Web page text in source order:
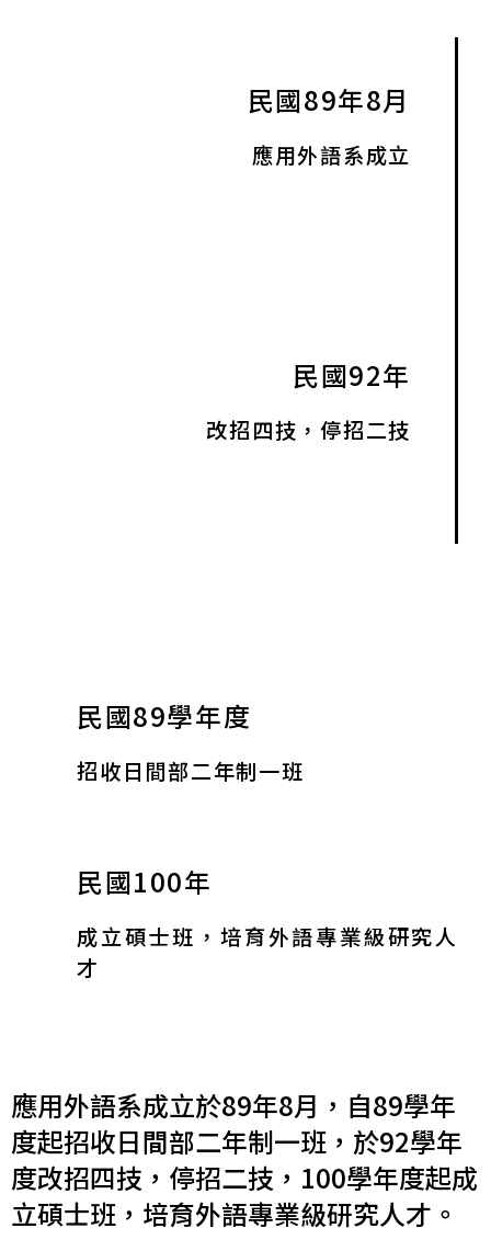
民國89年8月
應用外語系成立
民國92年
改招四技，停招二技
民國89學年度
招收日間部二年制一班
民國100年
成立碩士班，培育外語專業級研究人
才
應用外語系成立於89年8月，自89學年
度起招收日間部二年制一班，於92學年
度改招四技，停招二技，100學年度起成
立碩士班，培育外語專業級研究人才。